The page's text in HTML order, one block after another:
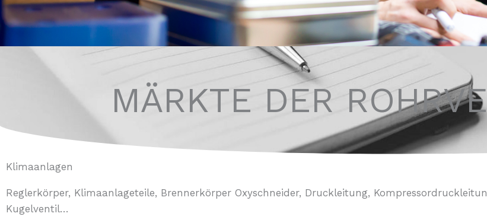
MÄRKTE DER
Klimaanlagen
Reglerkörper, Klimaanlageteile, Brennerkörper Oxyschneider, Druckleitung,
Kugelventil…